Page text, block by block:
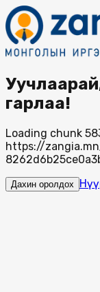
гарлаа!
Loading chunk
https://
Дахин оролдох